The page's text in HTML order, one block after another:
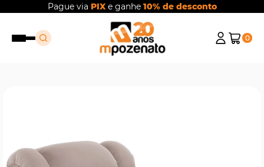
Pague via PIXe ganhe 10% de desconto
0